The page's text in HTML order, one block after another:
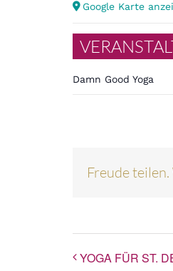
Google Karte
Damn Good Yoga
Freude
YOGA FÜR ST.